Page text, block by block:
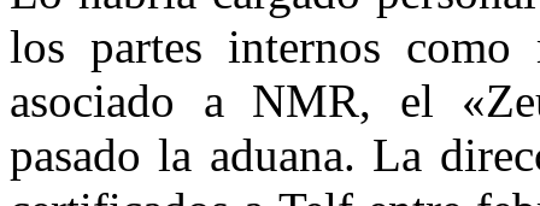
los partes internos
asociado a NMR, el
pasado la aduana. La